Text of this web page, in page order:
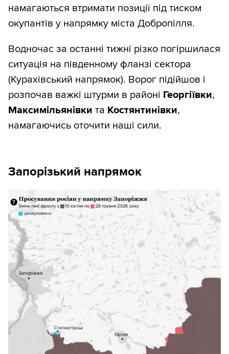
намагаються втримати позиції під тиском
окупантів у напрямку міста Добропілля.
Водночас за останні тижні різко погіршилася
ситуація на південному фланзі сектора
(Курахівський напрямок). Ворог підійшов і
розпочав важкі штурми в районі Георгіївки,
Максимільянівки та Костянтинівки,
намагаючись оточити наші сили.
Запорізький напрямок